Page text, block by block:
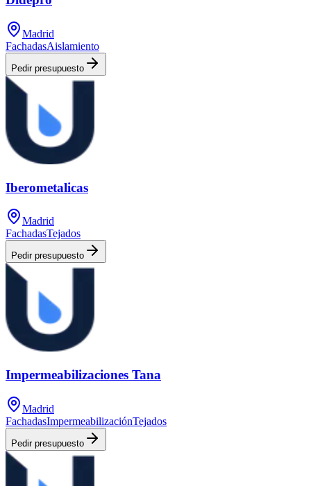
Madrid
FachadasAislamiento
Pedir presupuesto
Iberometalicas
Madrid
FachadasTejados
Pedir presupuesto
Impermeabilizaciones Tana
Madrid
FachadasImpermeabilizaciónTejados
Pedir presupuesto